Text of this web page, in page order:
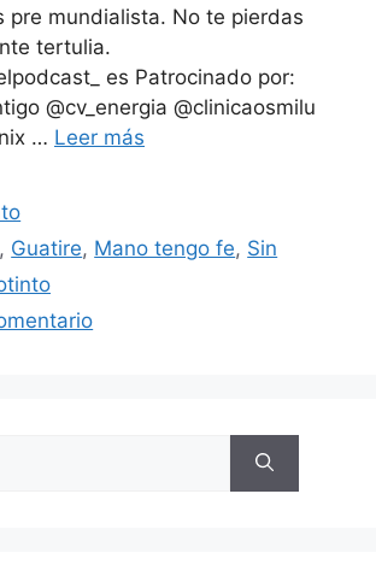
pre mundialista. No te pierdas
tertulia.
es Patrocinado por:
@cv_energia @clinicaosmilu
… Leer más
, Guatire, Mano tengo fe, Sin